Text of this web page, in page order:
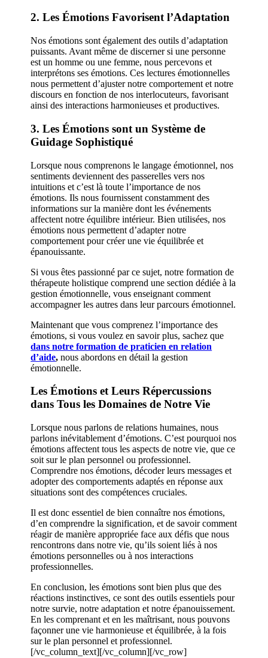
2. Les Émotions Favorisent l’Adaptation
Nos émotions sont également des outils d’adaptation
puissants. Avant même de discerner si une personne
est un homme ou une femme, nous percevons et
interprétons ses émotions. Ces lectures émotionnelles
nous permettent d’ajuster notre comportement et notre
discours en fonction de nos interlocuteurs, favorisant
ainsi des interactions harmonieuses et productives.
3. Les Émotions sont un Système de
Guidage Sophistiqué
Lorsque nous comprenons le langage émotionnel, nos
sentiments deviennent des passerelles vers nos
intuitions et c’est là toute l’importance de nos
émotions. Ils nous fournissent constamment des
informations sur la manière dont les événements
affectent notre équilibre intérieur. Bien utilisées, nos
émotions nous permettent d’adapter notre
comportement pour créer une vie équilibrée et
épanouissante.
Si vous êtes passionné par ce sujet, notre formation de
thérapeute holistique comprend une section dédiée à la
gestion émotionnelle, vous enseignant comment
accompagner les autres dans leur parcours émotionnel.
Maintenant que vous comprenez l’importance des
émotions, si vous voulez en savoir plus, sachez que
dans notre formation de praticien en relation
d’aide, nous abordons en détail la gestion
émotionnelle.
Les Émotions et Leurs Répercussions
dans Tous les Domaines de Notre Vie
Lorsque nous parlons de relations humaines, nous
parlons inévitablement d’émotions. C’est pourquoi nos
émotions affectent tous les aspects de notre vie, que ce
soit sur le plan personnel ou professionnel.
Comprendre nos émotions, décoder leurs messages et
adopter des comportements adaptés en réponse aux
situations sont des compétences cruciales.
Il est donc essentiel de bien connaître nos émotions,
d’en comprendre la signification, et de savoir comment
réagir de manière appropriée face aux défis que nous
rencontrons dans notre vie, qu’ils soient liés à nos
émotions personnelles ou à nos interactions
professionnelles.
En conclusion, les émotions sont bien plus que des
réactions instinctives, ce sont des outils essentiels pour
notre survie, notre adaptation et notre épanouissement.
En les comprenant et en les maîtrisant, nous pouvons
façonner une vie harmonieuse et équilibrée, à la fois
sur le plan personnel et professionnel.
[/vc_column_text][/vc_column][/vc_row]